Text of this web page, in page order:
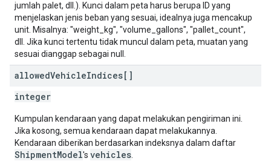
jumlah palet, dll.). Kunci dalam peta harus berupa ID yang
menjelaskan jenis beban yang sesuai, idealnya juga mencakup
unit. Misalnya: "weight_kg", "volume_gallons", "pallet_count",
dll. Jika kunci tertentu tidak muncul dalam peta, muatan yang
sesuai dianggap sebagai null.
allowedVehicleIndices[]
integer
Kumpulan kendaraan yang dapat melakukan pengiriman ini.
Jika kosong, semua kendaraan dapat melakukannya.
Kendaraan diberikan berdasarkan indeksnya dalam daftar
ShipmentModel's vehicles